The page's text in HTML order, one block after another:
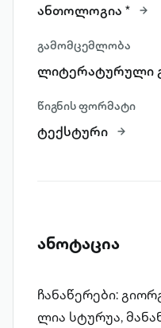
ანთოლოგია *
გამომცემლობა
ლიტერატურული
წიგნის ფორმატი
ტექსტური
ანოტაცია
ჩანაწერები:
ლია სტურუა,